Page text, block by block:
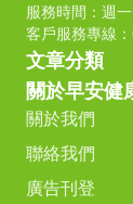
服務時間：週
客戶服務專線
文章分類
關於早安健
關於我們
聯絡我們
廣告刊登